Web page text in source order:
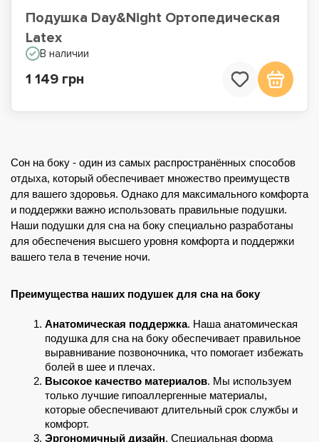
Подушка Day&Night Ортопедическая
Latex
В наличии
1 149 грн
Сон на боку - один из самых распространённых способов
отдыха, который обеспечивает множество преимуществ
для вашего здоровья. Однако для максимального комфорта
и поддержки важно использовать правильные подушки.
Наши подушки для сна на боку специально разработаны
для обеспечения высшего уровня комфорта и поддержки
вашего тела в течение ночи.
Преимущества наших подушек для сна на боку
Анатомическая поддержка. Наша анатомическая
подушка для сна на боку обеспечивает правильное
выравнивание позвоночника, что помогает избежать
болей в шее и плечах.
Высокое качество материалов. Мы используем
только лучшие гипоаллергенные материалы,
которые обеспечивают длительный срок службы и
комфорт.
Эргономичный дизайн. Специальная форма